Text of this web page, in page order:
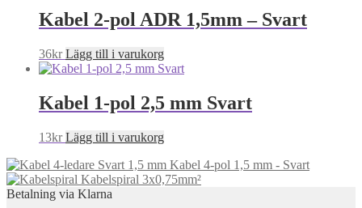
Kabel 2-pol ADR 1,5mm – Svart
36kr Lägg till i varukorg
Kabel 1-pol 2,5 mm Svart
13kr Lägg till i varukorg
Kabel 4-pol 1,5 mm - Svart
Kabelspiral 3x0,75mm²
Betalning via Klarna